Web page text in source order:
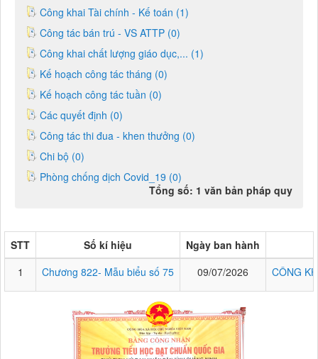
Công khai Tài chính - Kế toán (1)
Công tác bán trú - VS ATTP (0)
Công khai chất lượng giáo dục,... (1)
Kế hoạch công tác tháng (0)
Kế hoạch công tác tuần (0)
Các quyết định (0)
Công tác thi đua - khen thưởng (0)
Chi bộ (0)
Phòng chống dịch Covid_19 (0)
Tổng số: 1 văn bản pháp quy
STT Số kí hiệu
Ngày ban hành
1
Chương 822- Mẫu biểu số 75 09/07/2026 CÔNG